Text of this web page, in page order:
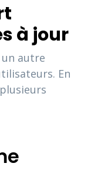
à jour
un autre
En